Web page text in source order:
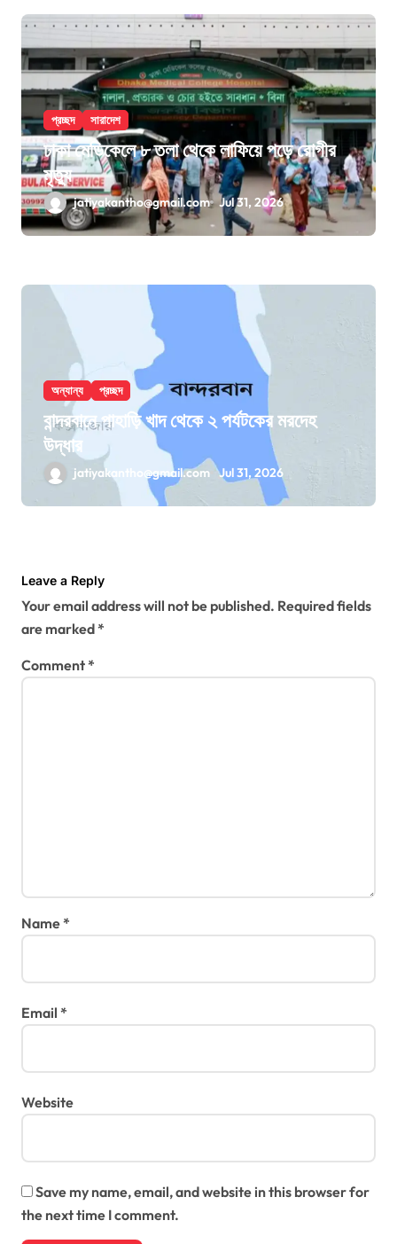
প্রচ্ছদ সারাদেশ
ঢাকা মেডিকেলে ৮ তলা থেকে লাফিয়ে পড়ে রোগীর
মৃত্যু
jatiyakantho@gmail.com Jul 31, 2026
অন্যান্য প্রচ্ছদ
বান্দরবানে পাহাড়ি খাদ থেকে ২ পর্যটকের মরদেহ
উদ্ধার
jatiyakantho@gmail.com Jul 31, 2026
Leave a Reply
Your email address will not be published. Required fields
are marked*
Comment*
Name*
Email *
Website
Save my name, email, and website in this browser for
the next time I comment.